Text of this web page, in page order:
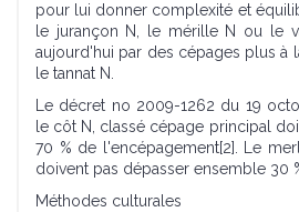
pour lui donner complexité et
le jurançon N, le mérille N ou le
aujourd'hui par des cépages plus à
le tannat N.
Le décret no 2009-1262 du 19
le côt N, classé cépage principal
70 % de l'encépagement[2]. Le
doivent pas dépasser ensemble 30
Méthodes culturales